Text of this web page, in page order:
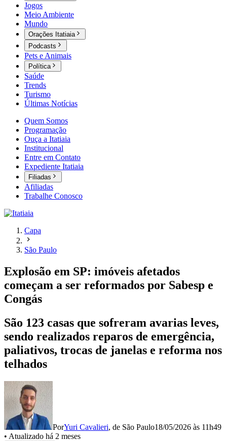
Jogos
Meio Ambiente
Mundo
Orações Itatiaia
Podcasts
Pets e Animais
Política
Saúde
Trends
Turismo
Últimas Notícias
Quem Somos
Programação
Ouça a Itatiaia
Institucional
Entre em Contato
Expediente Itatiaia
Filiadas
Afiliadas
Trabalhe Conosco
Capa
São Paulo
Explosão em SP: imóveis afetados
começam a ser reformados por Sabesp e
Congás
São 123 casas que sofreram avarias leves,
sendo realizados reparos de emergência,
paliativos, trocas de janelas e reforma nos
telhados
PorYuri Cavalieri, de São Paulo18/05/2026 às 11h49
• Atualizado há 2 meses